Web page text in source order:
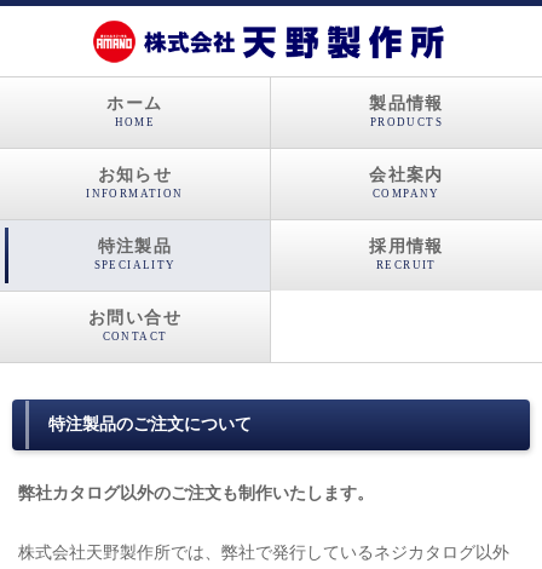
ホーム
HOME
製品情報
PRODUCTS
お知らせ
INFORMATION
会社案内
COMPANY
特注製品
SPECIALITY
採用情報
RECRUIT
お問い合せ
CONTACT
特注製品のご注文について
弊社カタログ以外のご注文も制作いたします。
株式会社天野製作所では、弊社で発行しているネジカタログ以外